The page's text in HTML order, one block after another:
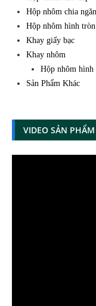
Hộp nhôm chia ngăn
Hộp nhôm hình tròn
Khay giấy bạc
Khay nhôm
Hộp nhôm hình
Sản Phẩm Khác
VIDEO SẢN PHẨM